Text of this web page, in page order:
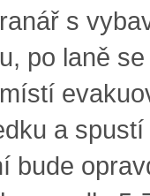
s
po laně
a
bude